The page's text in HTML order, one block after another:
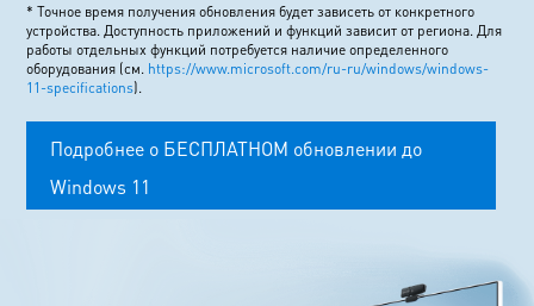
* Точное время получения обновления будет зависеть от конкретного
устройства. Доступность приложений и функций зависит от региона. Для
работы отдельных функций потребуется наличие определенного
оборудования (см. https://www.microsoft.com/ru-ru/windows/windows-
11-specifications).
Подробнее о БЕСПЛАТНОМ обновлении до
Windows 11